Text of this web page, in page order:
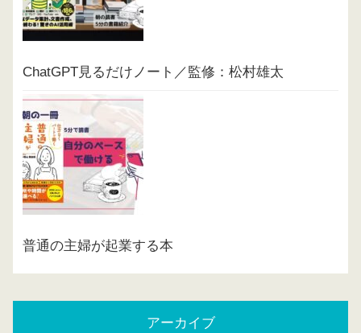
ChatGPT見るだけノート／監修：松村雄太
普通の主婦が起業する本
アーカイブ